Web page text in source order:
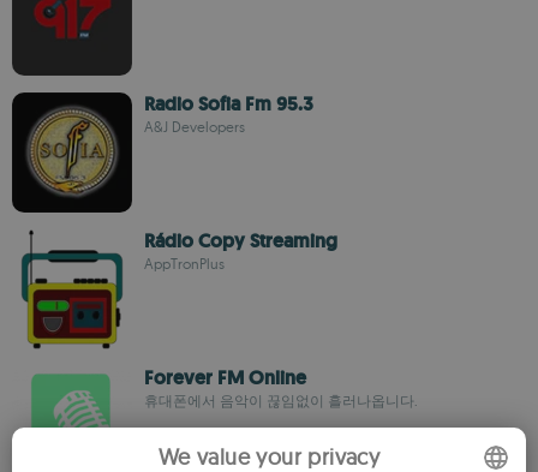
Radio Sofia Fm 95.3
A&J Developers
Rádio Copy Streaming
AppTronPlus
Forever FM Online
휴대폰에서 음악이 끊임없이 흘러나옵니다.
We value your privacy